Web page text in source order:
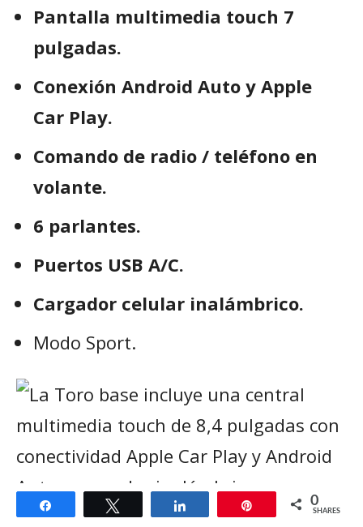
Pantalla multimedia touch 7
pulgadas.
Conexión Android Auto y Apple
Car Play.
Comando de radio / teléfono en
volante.
6 parlantes.
Puertos USB A/C.
Cargador celular inalámbrico.
Modo Sport.
0
SHARES